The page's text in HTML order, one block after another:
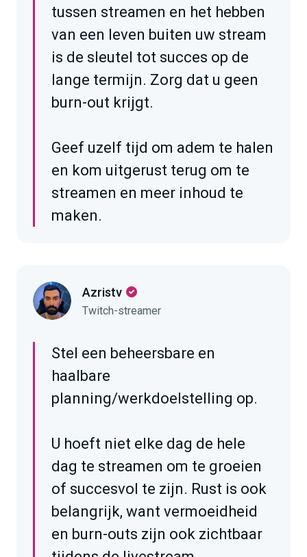
tussen streamen en het hebben
van een leven buiten uw stream
is de sleutel tot succes op de
lange termijn. Zorg dat u geen
burn-out krijgt.
Geef uzelf tijd om adem te halen
en kom uitgerust terug om te
streamen en meer inhoud te
maken.
Azristv
Twitch-streamer
Stel een beheersbare en
haalbare
planning/werkdoelstelling op.
U hoeft niet elke dag de hele
dag te streamen om te groeien
of succesvol te zijn. Rust is ook
belangrijk, want vermoeidheid
en burn-outs zijn ook zichtbaar